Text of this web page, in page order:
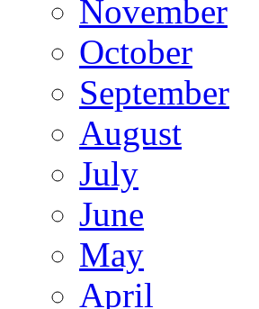
November
October
September
August
July
June
May
April